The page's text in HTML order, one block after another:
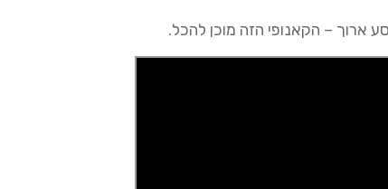
ארוך – הקאנופי הזה מוכן להכל.